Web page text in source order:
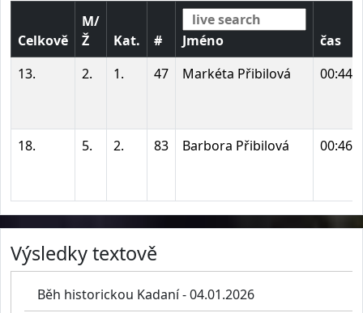
Celkově
M/
Ž
Kat. # Jméno
čas
13.
2. 1. 47 Markéta Přibilová
18. 5. 2. 83 Barbora Přibilová
Výsledky textově
Běh historickou Kadaní - 04.01.2026